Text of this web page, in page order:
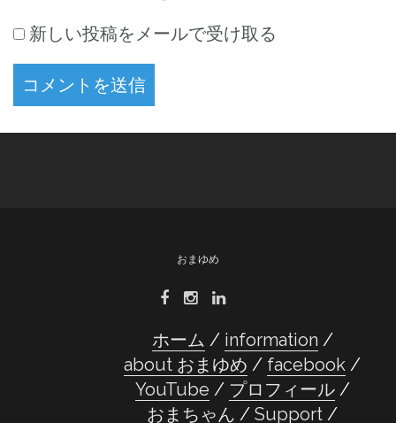
新しい投稿をメールで受け取る
おまゆめ
ホーム
information
about おまゆめ
facebook
YouTube
プロフィール
おまちゃん
Support